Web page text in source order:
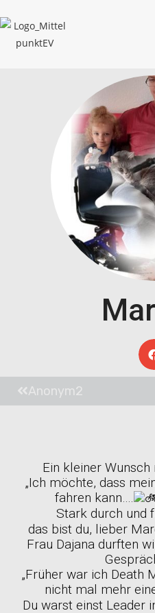
Anonym2
Ein kleiner
„Ich möchte, dass
fahren kann….
Stark durch und
das bist du, lieber
Frau Dajana durften
„Früher war ich Death
nicht mal mehr
Du warst einst Leader